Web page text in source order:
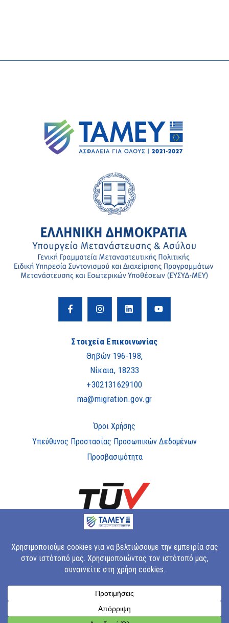
Στοιχεία Επικοινωνίας
Θηβών 196-198,
Νίκαια, 18233
+302131629100
ma@migration.gov.gr
Όροι Χρήσης
Υπεύθυνος Προστασίας Προσωπικών Δεδομένων
Προσβασιμότητα
Copyright © 2023